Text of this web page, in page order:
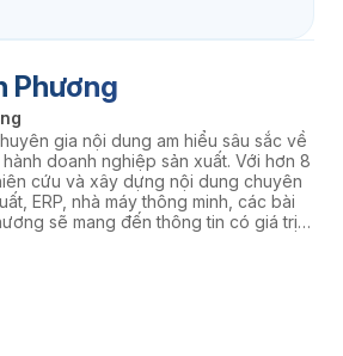
Phương
gia nội dung am hiểu sâu sắc về
doanh nghiệp sản xuất. Với hơn 8
cứu và xây dựng nội dung chuyên
ERP, nhà máy thông minh, các bài
sẽ mang đến thông tin có giá trị
âaaa